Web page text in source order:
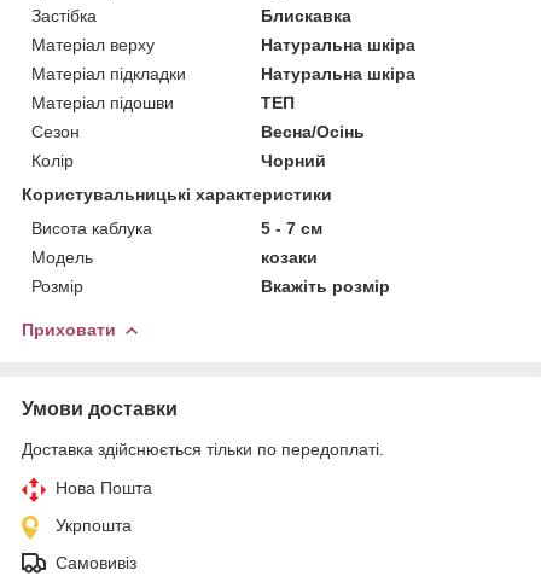
Застібка
Блискавка
Матеріал верху
Натуральна шкіра
Матеріал підкладки
Натуральна шкіра
Матеріал підошви
ТЕП
Сезон
Весна/Осінь
Колір
Чорний
Користувальницькі характеристики
Висота каблука
5 - 7 см
Мoдель
козаки
Розмір
Вкажіть розмір
Приховати
Умови доставки
Доставка здійснюється тільки по передоплаті.
Нова Пошта
Укрпошта
Самовивіз